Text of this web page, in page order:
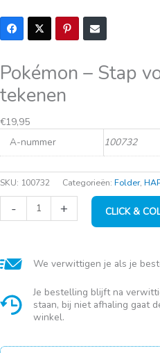
Pokémon – Stap
tekenen
€19,95
A-nummer
100732
SKU: 100732 Categorieën: Folder,
-
Pokémon
leren
+ CLICK &
We verwittigen je als je
Je bestelling blijft na
staan, bij niet afhaling gaat
winkel.